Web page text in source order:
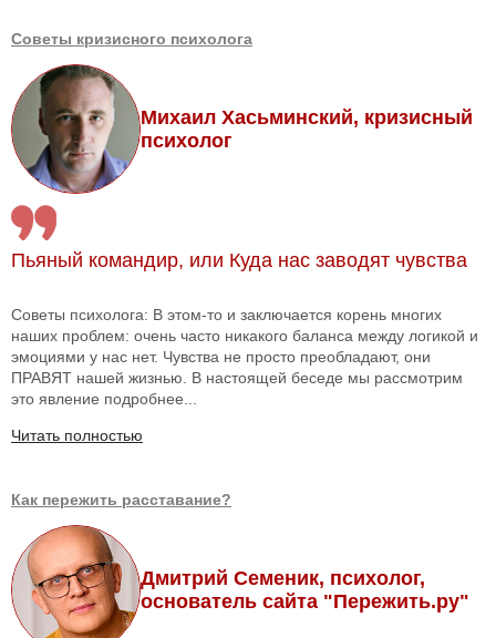
Советы кризисного психолога
Михаил Хасьминский, кризисный
психолог
Пьяный командир, или Куда нас заводят чувства
Советы психолога: В этом-то и заключается корень многих
наших проблем: очень часто никакого баланса между логикой и
эмоциями у нас нет. Чувства не просто преобладают, они
ПРАВЯТ нашей жизнью. В настоящей беседе мы рассмотрим
это явление подробнее...
Читать полностью
Как пережить расставание?
Дмитрий Семеник, психолог,
основатель сайта "Пережить.ру"